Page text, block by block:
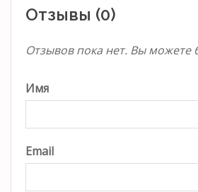
Отзывы (0)
Отзывов пока нет. Вы можете
Имя
Email